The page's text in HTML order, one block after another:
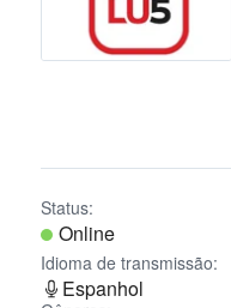
Status:
Online
Idioma de transmissão:
Espanhol